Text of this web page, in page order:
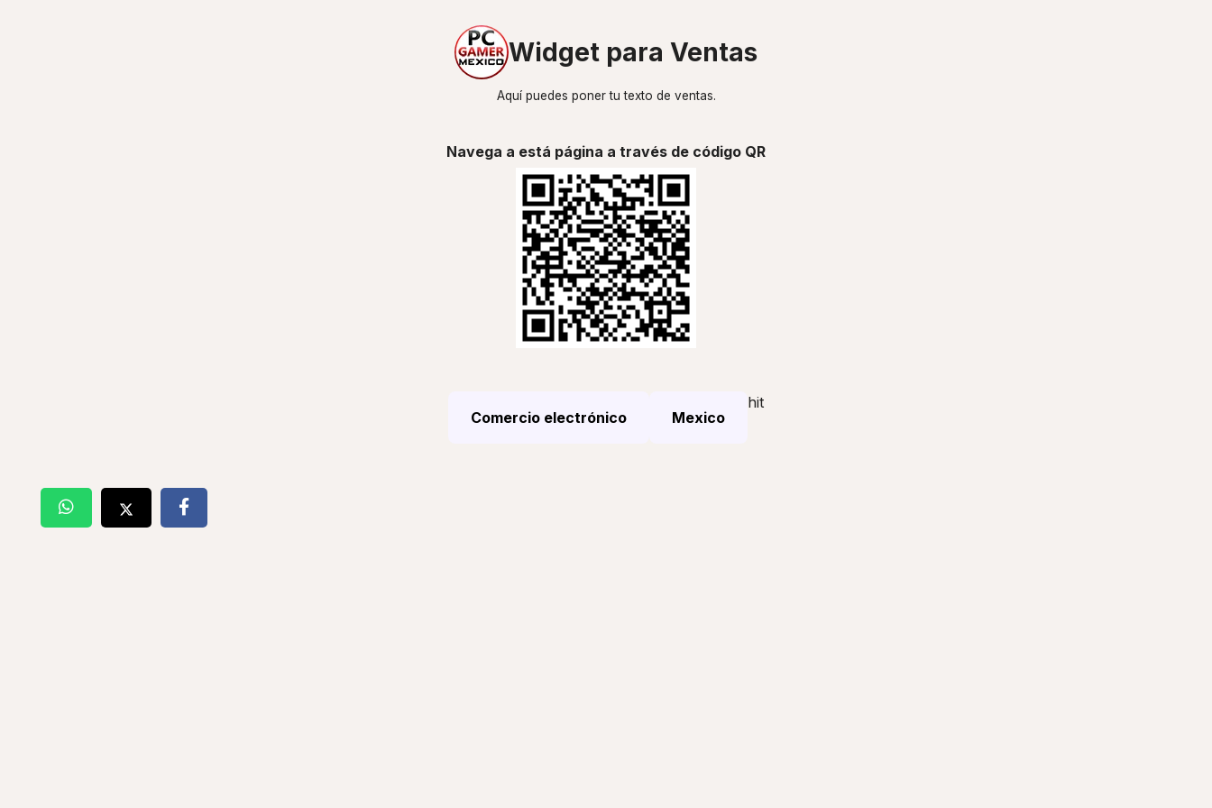
Widget para Ventas
Aquí puedes poner tu texto de ventas.
Navega a está página a través de código QR
Comercio electrónico Mexico
hit